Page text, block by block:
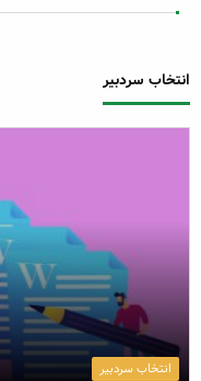
انتخاب سردبیر
انتخاب سردبیر